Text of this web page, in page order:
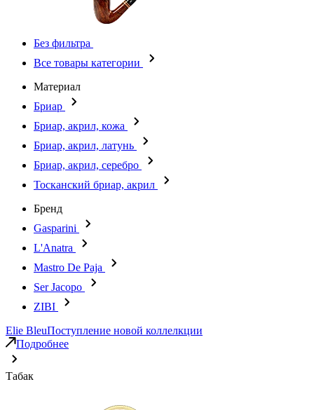
Без фильтра
Все товары категории
Материал
Бриар
Бриар, акрил, кожа
Бриар, акрил, латунь
Бриар, акрил, серебро
Тосканский бриар, акрил
Бренд
Gasparini
L'Anatra
Mastro De Paja
Ser Jacopo
ZIBI
Elie BleuПоступление новой коллелкции
Подробнее
Табак